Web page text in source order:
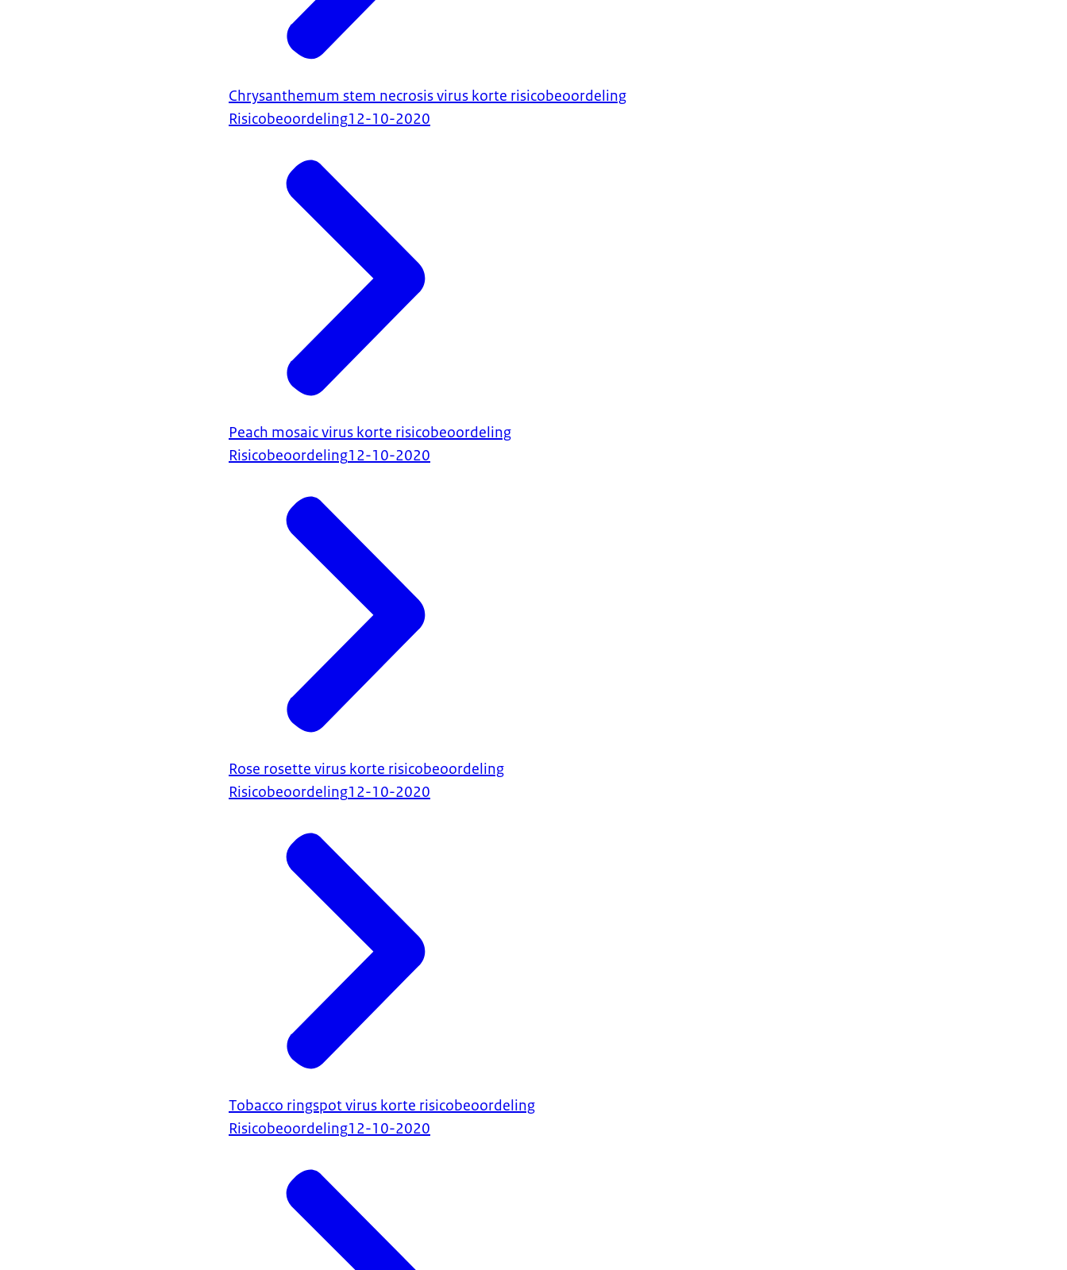
Chrysanthemum stem necrosis virus korte risicobeoordeling
Risicobeoordeling12-10-2020
Peach mosaic virus korte risicobeoordeling
Risicobeoordeling12-10-2020
Rose rosette virus korte risicobeoordeling
Risicobeoordeling12-10-2020
Tobacco ringspot virus korte risicobeoordeling
Risicobeoordeling12-10-2020